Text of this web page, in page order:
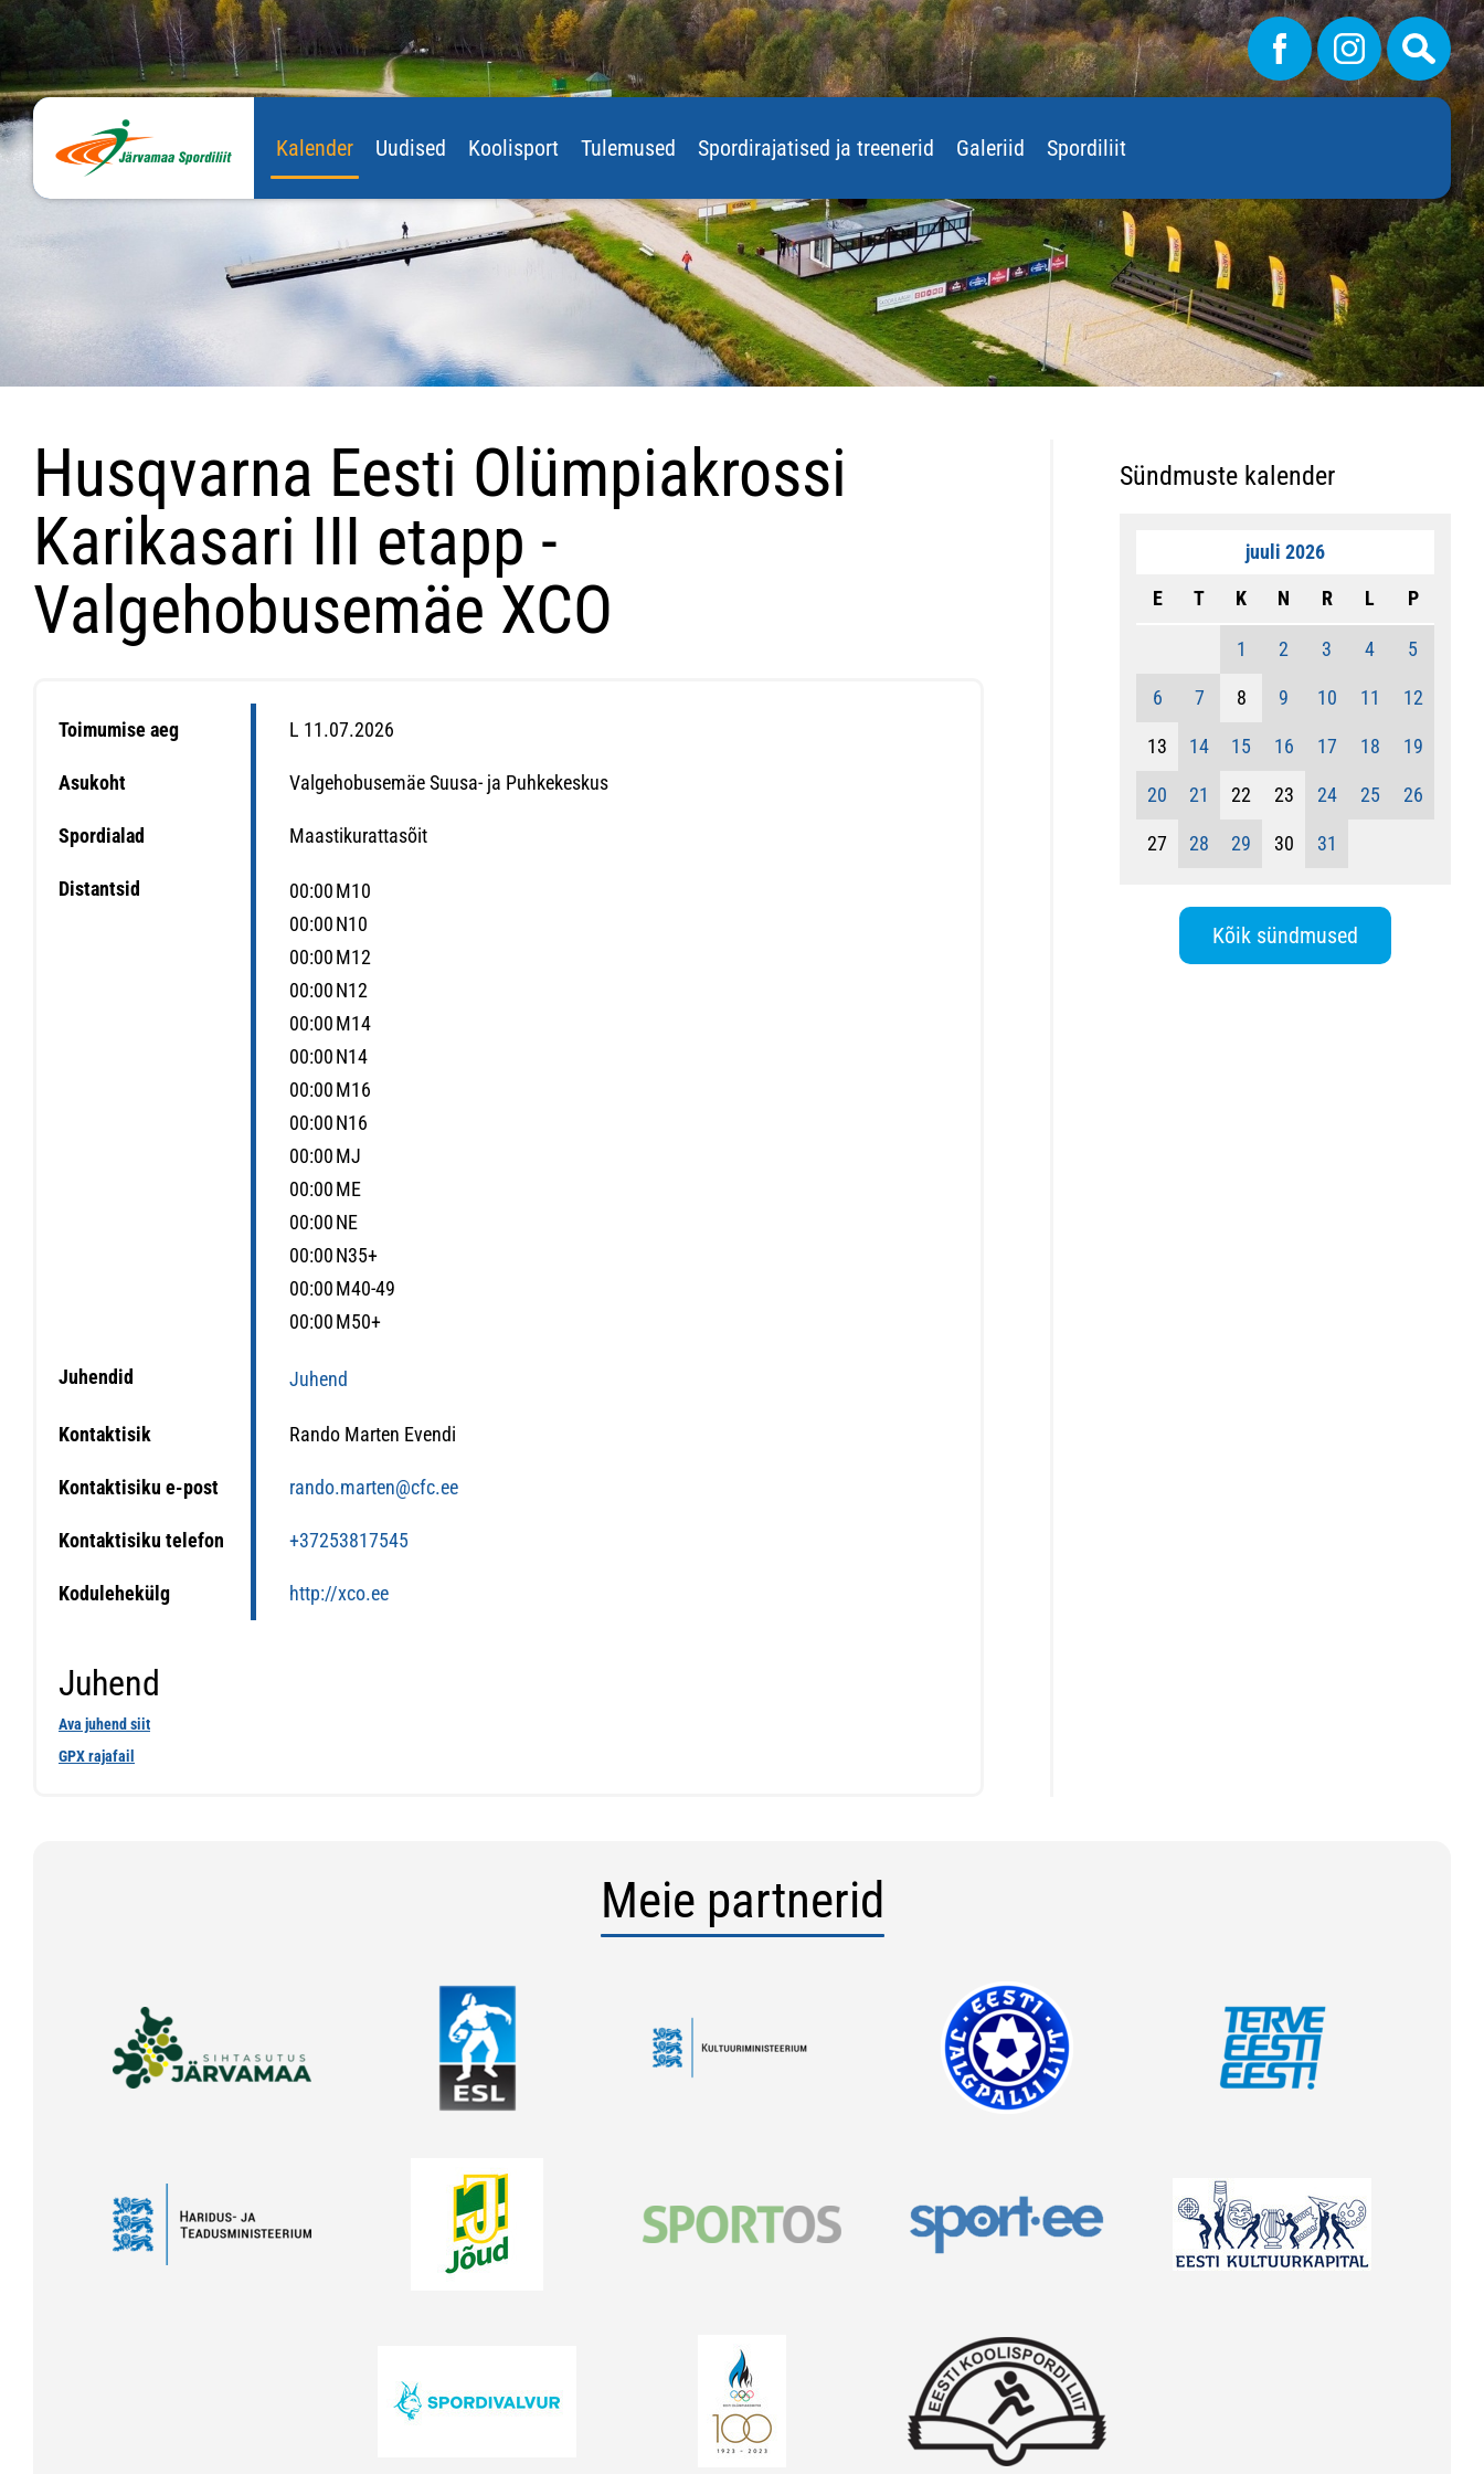
Kalender Uudised Koolisport Tulemused Spordirajatised ja treenerid Galeriid Spordiliit
Husqvarna Eesti Olümpiakrossi
Karikasari III etapp -
Valgehobusemäe XCO
Toimumise aeg L 11.07.2026
Asukoht Valgehobusemäe Suusa- ja Puhkekeskus
Spordialad Maastikurattasõit
Distantsid 00:00M10
00:00N10
00:00M12
00:00N12
00:00M14
00:00N14
00:00M16
00:00N16
00:00MJ
00:00ME
00:00NE
00:00N35+
00:00M40-49
00:00M50+
Juhendid Juhend
Kontaktisik Rando Marten Evendi
Kontaktisiku e-post rando.marten@cfc.ee
Kontaktisiku telefon +37253817545
Kodulehekülg http://xco.ee
Juhend
Ava juhend siit
GPX rajafail
Sündmuste kalender
juuli 2026
E
T K N R L P
1 2 3 4 5
6 7 8 9 10 11 12
13 14 15 16 17 18 19
20 21 22 23 24 25 26
27 28 29 30 31
Kõik sündmused
Meie partnerid